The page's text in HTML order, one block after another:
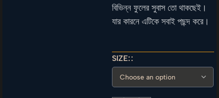
বিভিন্ন ফুলের সুবাস তো থাকছেই।
যার কারনে এটিকে সবাই পছন্দ করে।
SIZE: